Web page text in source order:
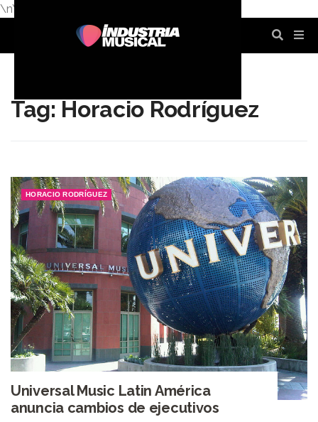
\n\n
Tag: Horacio Rodríguez
HORACIO RODRÍGUEZ
Universal Music Latin América
anuncia cambios de ejecutivos